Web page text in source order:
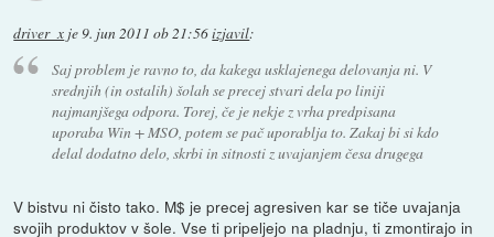
driver_x je9. jun 2011 ob 21:56izjavil:
Saj problem je ravno to, da kakega usklajenega delovanja ni. V
srednjih (in ostalih) šolah se precej stvari dela po liniji
najmanjšega odpora. Torej, če je nekje z vrha predpisana
uporaba Win + MSO, potem se pač uporablja to. Zakaj bi si kdo
delal dodatno delo, skrbi in sitnosti z uvajanjem česa drugega
V bistvu ni čisto tako. M$ je precej agresiven kar se tiče uvajanja
svojih produktov v šole. Vse ti pripeljejo na pladnju, ti zmontirajo in